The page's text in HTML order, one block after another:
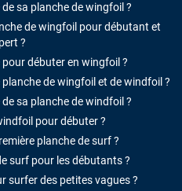
sa planche de wingfoil ?
de wingfoil pour débutant et
?
débuter en wingfoil ?
de wingfoil et de windfoil ?
sa planche de windfoil ?
pour débuter ?
planche de surf ?
surf pour les débutants ?
surfer des petites vagues ?